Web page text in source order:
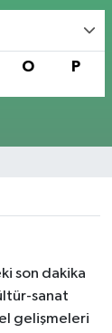
O P
son dakika
sanat
gelişmeleri